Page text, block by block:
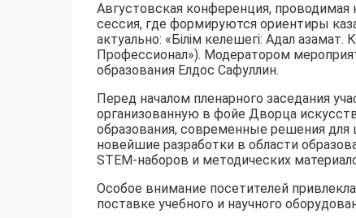
Августовская конференция, проводимая
сессия, где формируются ориентиры
актуально: «Білім келешегі: Адал
Профессионал»). Модератором
образования Елдос Сафуллин.
Перед началом пленарного заседания
организованную в фойе Дворца
образования, современные решения для
новейшие разработки в области
STEM-наборов и методических
Особое внимание посетителей
поставке учебного и научного